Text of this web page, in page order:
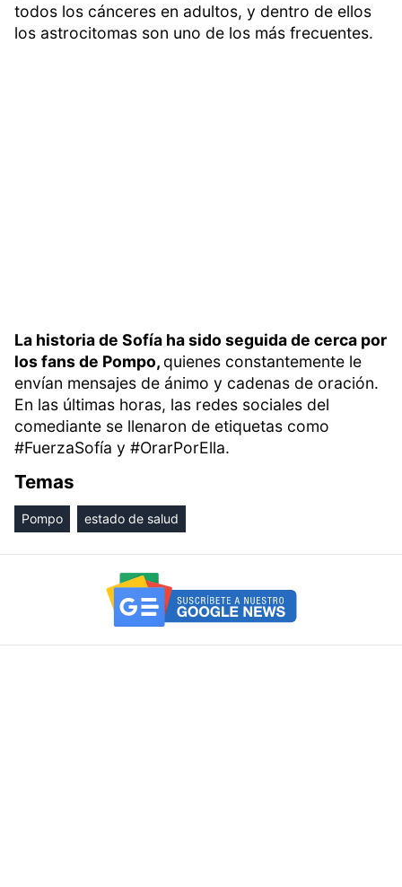
todos los cánceres en adultos, y dentro de ellos
los astrocitomas son uno de los más frecuentes.
La historia de Sofía ha sido seguida de cerca por
los fans de Pompo, quienes constantemente le
envían mensajes de ánimo y cadenas de oración.
En las últimas horas, las redes sociales del
comediante se llenaron de etiquetas como
#FuerzaSofía y #OrarPorElla.
Temas
Pompo estado de salud